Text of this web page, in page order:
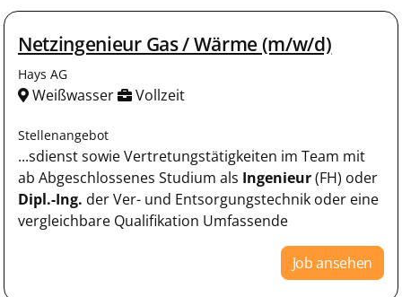
Netzingenieur Gas / Wärme (m/w/d)
Hays AG
Weißwasser Vollzeit
Stellenangebot
...sdienst sowie Vertretungstätigkeiten im Team mit
ab Abgeschlossenes Studium als Ingenieur(FH) oder
Dipl.-Ing. der Ver- und Entsorgungstechnik oder eine
vergleichbare Qualifikation Umfassende
Job ansehen